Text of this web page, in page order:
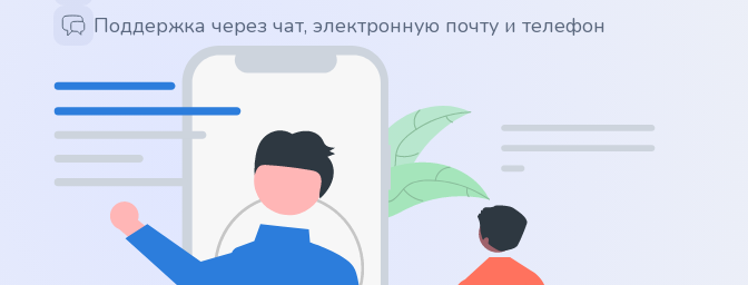
.zone
.co
.no
.site
Поддержка через чат, электронную почту и телефон